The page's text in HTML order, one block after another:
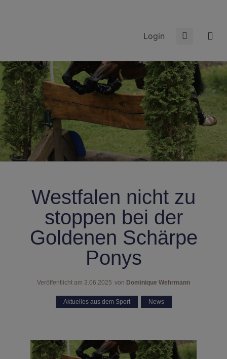
Login
Westfalen nicht zu
stoppen bei der
Goldenen Schärpe
Ponys
Veröffentlicht am 3.06.2025 von Dominique Wehrmann
Aktuelles aus dem Sport News